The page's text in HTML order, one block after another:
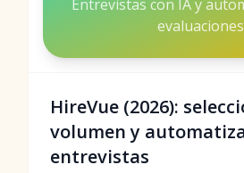
Entrevistas con IA y
evaluaciones
HireVue (2026):
volumen y
entrevistas